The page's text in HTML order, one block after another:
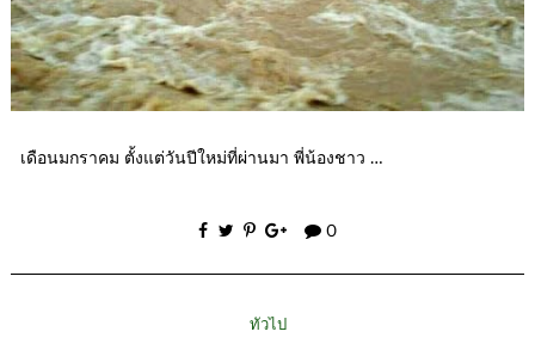
เดือนมกราคม ตั้งแต่วันปีใหม่ที่ผ่านมา พี่น้องชาว …
0
ทั่วไป